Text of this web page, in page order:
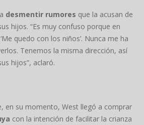
desmentir rumores que la acusan de
hijos. “Es muy confuso porque en
quedo con los niños’. Nunca me ha
Tenemos la misma dirección, así
hijos”, aclaró.
en su momento, West llegó a comprar
con la intención de facilitar la crianza